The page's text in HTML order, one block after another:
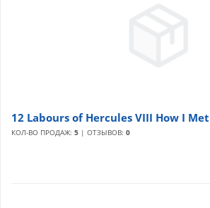
12 Labours of Hercules VIII How I
КОЛ-ВО ПРОДАЖ: 5 | ОТЗЫВОВ: 0